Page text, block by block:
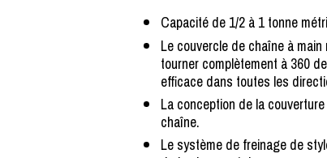
Capacité de 1/2 à 1 tonne
Le couvercle de chaîne à
tourner complètement à 360
efficace dans toutes les
La conception de la
chaîne.
Le système de freinage de